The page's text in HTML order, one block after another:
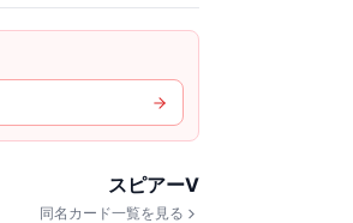
スピアーV
同名カード一覧を見る